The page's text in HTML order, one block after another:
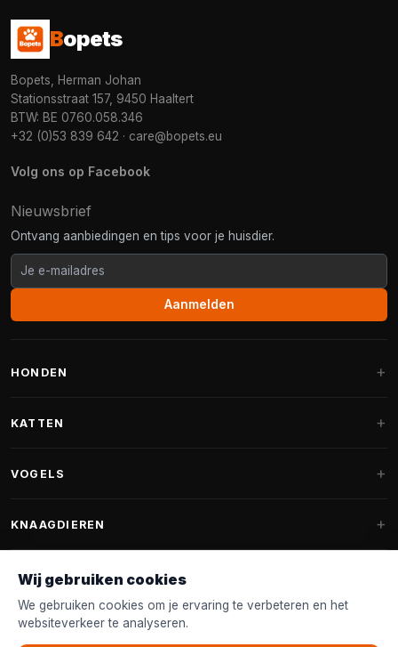
Bopets
Bopets, Herman Johan
Stationsstraat 157, 9450 Haaltert
BTW: BE 0760.058.346
+32 (0)53 839 642 · care@bopets.eu
Volg ons op Facebook
Nieuwsbrief
Ontvang aanbiedingen en tips voor je huisdier.
Aanmelden
HONDEN
Fantail hondenmanden
Hondenspeelgoed
Halsband & Lijn
KATTEN
Krabpalen voor Maine Coon
Kattenmanden
VOGELS
Vogelvoer binnenvogels
Voederhuisjes
Nestkastjes & Nesting
KNAAGDIEREN
Knaagdierenvoer
Accessoires
KLANTENSERVICE
Wij gebruiken cookies
We gebruiken cookies om je ervaring te verbeteren en het
websiteverkeer te analyseren.